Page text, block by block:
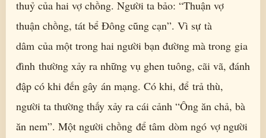
thuỷ của hai vợ chồng. Người ta bảo: “Thuận vợ
thuận chồng, tát bể Đông cũng cạn”. Vì sự tà
dâm của một trong hai người bạn đường mà trong gia
đình thường xảy ra những vụ ghen tuông, cãi vã, đánh
đập có khi đến gây án mạng. Có khi, để trả thù,
người ta thường thấy xảy ra cái cảnh “Ông ăn chả, bà
ăn nem”. Một người chồng để tâm dòm ngó vợ người